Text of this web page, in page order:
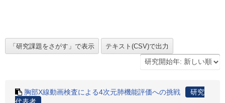
胸部X線動画検査による4次元肺機能評価への挑戦
研究